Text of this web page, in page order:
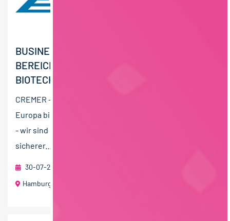
BUSINESS DEVELOPMENT MANAGER (GN) IM
BEREICH FERMENTATION /
BIOTECHNOLOGIE
CREMER - wir sind auf allen Kontinenten zu Hause. Von
Europa bis Australien, von Amerika bis Asien. CREMER
- wir sind ein stark wachsender, spannender und
sicherer...
30-07-2026
Hamburg